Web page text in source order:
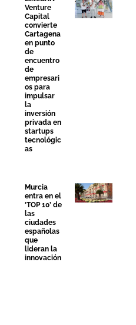
Venture
Capital
convierte
Cartagena
en punto
de
encuentro
de
empresari
os para
impulsar
la
inversión
privada en
startups
tecnológic
as
Murcia
entra en el
‘TOP 10’ de
las
ciudades
españolas
que
lideran la
innovación